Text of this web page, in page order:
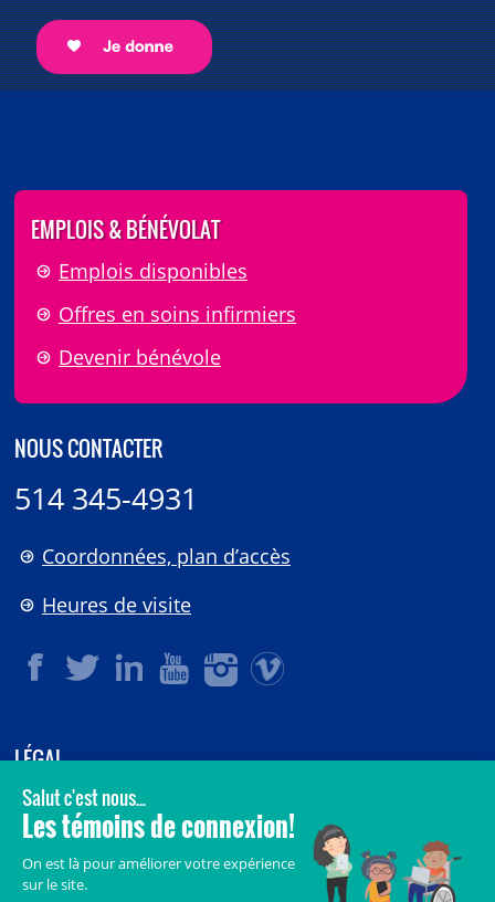
EMPLOIS & BÉNÉVOLAT
Emplois disponibles
Offres en soins infirmiers
Devenir bénévole
NOUS CONTACTER
514 345-4931
Coordonnées, plan d’accès
Heures de visite
LÉGAL
© 2006-2026CHU Sainte-Justine.
Tous droits réservés.
Crédits
Accès aux documents des organismes publics